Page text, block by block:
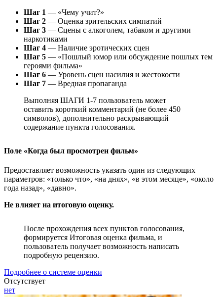
Шаг 1 — «Чему учит?»
Шаг 2 — Оценка зрительских симпатий
Шаг 3 — Сцены с алкоголем, табаком и другими
наркотиками
Шаг 4 — Наличие эротических сцен
Шаг 5 — «Пошлый юмор или обсуждение пошлых тем
героями фильма»
Шаг 6 — Уровень сцен насилия и жестокости
Шаг 7 — Вредная пропаганда
Выполняя ШАГИ 1-7 пользователь может
оставить короткий комментарий (не более 450
символов), дополнительно раскрывающий
содержание пункта голосования.
Поле «Когда был просмотрен фильм»
Предоставляет возможность указать один из следующих
параметров: «только что», «на днях», «в этом месяце», «около
года назад», «давно».
Не влияет на итоговую оценку.
После прохождения всех пунктов голосования,
формируется Итоговая оценка фильма, и
пользователь получает возможность написать
подробную рецензию.
Подробнее о системе оценки
Отсутствует
нет